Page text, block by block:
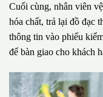
Cuối cùng, nhân viên
hóa chất, trả lại đồ đạc
thông tin vào phiếu
để bàn giao cho khách